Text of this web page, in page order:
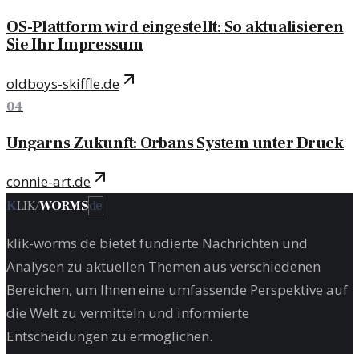
OS-Plattform wird eingestellt: So aktualisieren
Sie Ihr Impressum
oldboys-skiffle.de
04
Ungarns Zukunft: Orbans System unter Druck
connie-art.de
KLIK/WORMSde
klik-worms.de bietet fundierte Nachrichten und
Analysen zu aktuellen Themen aus verschiedenen
Bereichen, um Ihnen eine umfassende Perspektive auf
die Welt zu vermitteln und informierte
Entscheidungen zu ermöglichen.